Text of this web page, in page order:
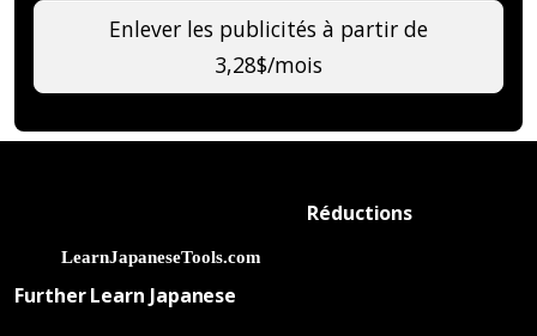
Enlever les publicités à partir de
3,28$/mois
Réductions
Further Learn Japanese